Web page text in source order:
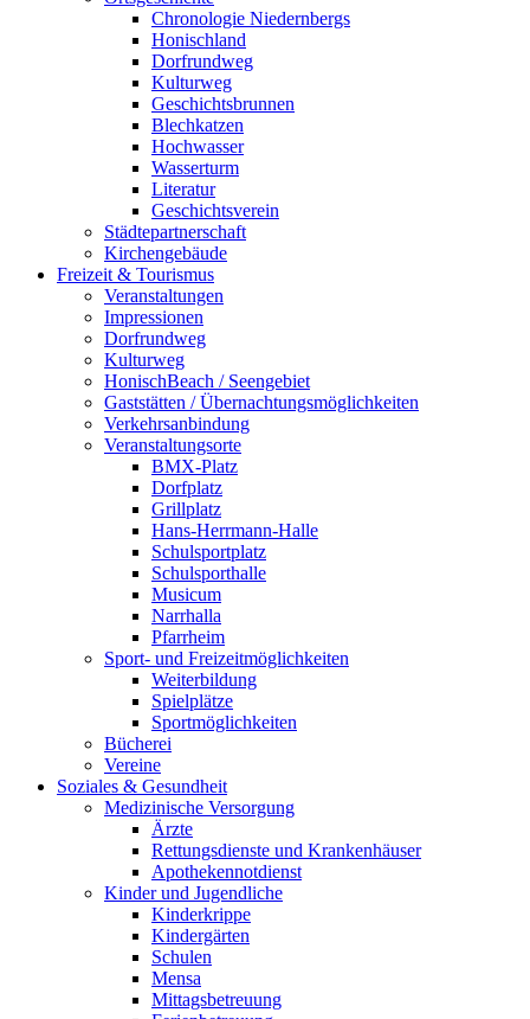
Chronologie Niedernbergs
Honischland
Dorfrundweg
Kulturweg
Geschichtsbrunnen
Blechkatzen
Hochwasser
Wasserturm
Literatur
Geschichtsverein
Städtepartnerschaft
Kirchengebäude
Freizeit & Tourismus
Veranstaltungen
Impressionen
Dorfrundweg
Kulturweg
HonischBeach / Seengebiet
Gaststätten / Übernachtungsmöglichkeiten
Verkehrsanbindung
Veranstaltungsorte
BMX-Platz
Dorfplatz
Grillplatz
Hans-Herrmann-Halle
Schulsportplatz
Schulsporthalle
Musicum
Narrhalla
Pfarrheim
Sport- und Freizeitmöglichkeiten
Weiterbildung
Spielplätze
Sportmöglichkeiten
Bücherei
Vereine
Soziales & Gesundheit
Medizinische Versorgung
Ärzte
Rettungsdienste und Krankenhäuser
Apothekennotdienst
Kinder und Jugendliche
Kinderkrippe
Kindergärten
Schulen
Mensa
Mittagsbetreuung